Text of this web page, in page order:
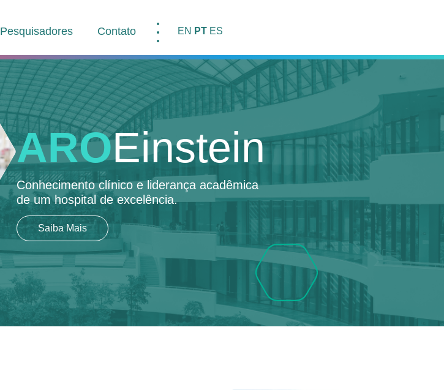
Pesquisadores Contato EN PT ES
AROEinstein
Conhecimento clínico e liderança acadêmica
de um hospital de excelência.
Saiba Mais